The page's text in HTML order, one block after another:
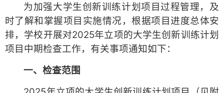
为加强大学生创新训练计划项目过程管理，及
时了解和掌握项目实施情况，根据项目进度总体安
排，学校开展对2025年立项的大学生创新训练计划
项目中期检查工作，有关事项通知如下：
一、检查范围